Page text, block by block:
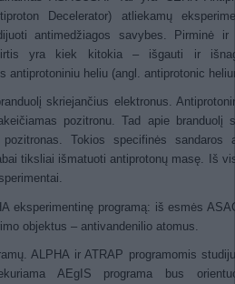
Decelerator) atliekamų
antimedžiagos savybes. Pirminė ir
yra kiek kitokia – išgauti ir
antiprotoniniu heliu (angl. antiprotonic
skriejančius elektronus.
pozitronu. Tad apie branduolį
Tokios specifinės sandaros
tiksliai išmatuoti antiprotonų masę. Iš
eksperimentinę programą: iš esmės
objektus – antivandenilio atomus.
ALPHA ir ATRAP programomis
AEgIS programa bus